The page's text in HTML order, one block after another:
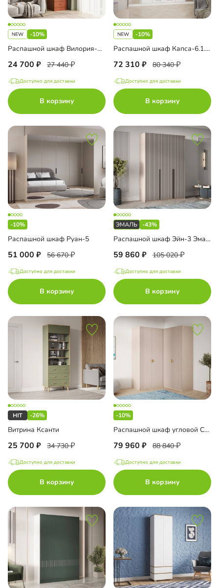
-10%
Распашной шкаф Вилория-1.2
24 700 27 440
Доступно для доставки
В корзину
-10%
Распашной шкаф Капса-6.1.3 с зеркалом
72 310 80 340
Доступно для доставки
В корзину
-10%
Распашной шкаф Руан-5
51 000 56 670
Доступно для доставки
В корзину
-43%
Распашной шкаф Эйн-3 Эмаль Декор 2
59 860 105 020
Доступно для доставки
В корзину
-26%
Витрина Ксанти
25 700 34 730
Доступно для доставки
В корзину
-10%
Распашной шкаф угловой Санторини-550 Лайф
79 960 88 840
Доступно для доставки
В корзину